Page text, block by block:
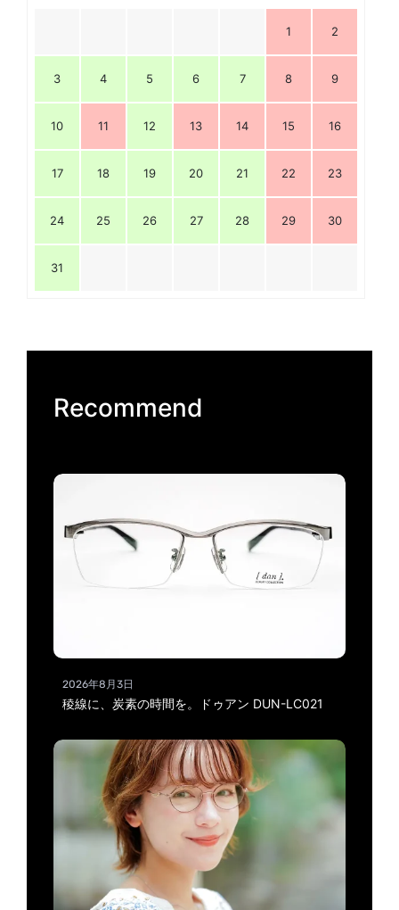
1 2
3 4 5 6 7 8 9
10 11 12 13 14 15 16
17 18 19 20 21 22 23
24 25 26 27 28 29 30
31
Recommend
2026年8月3日
稜線に、炭素の時間を。ドゥアン DUN-LC021